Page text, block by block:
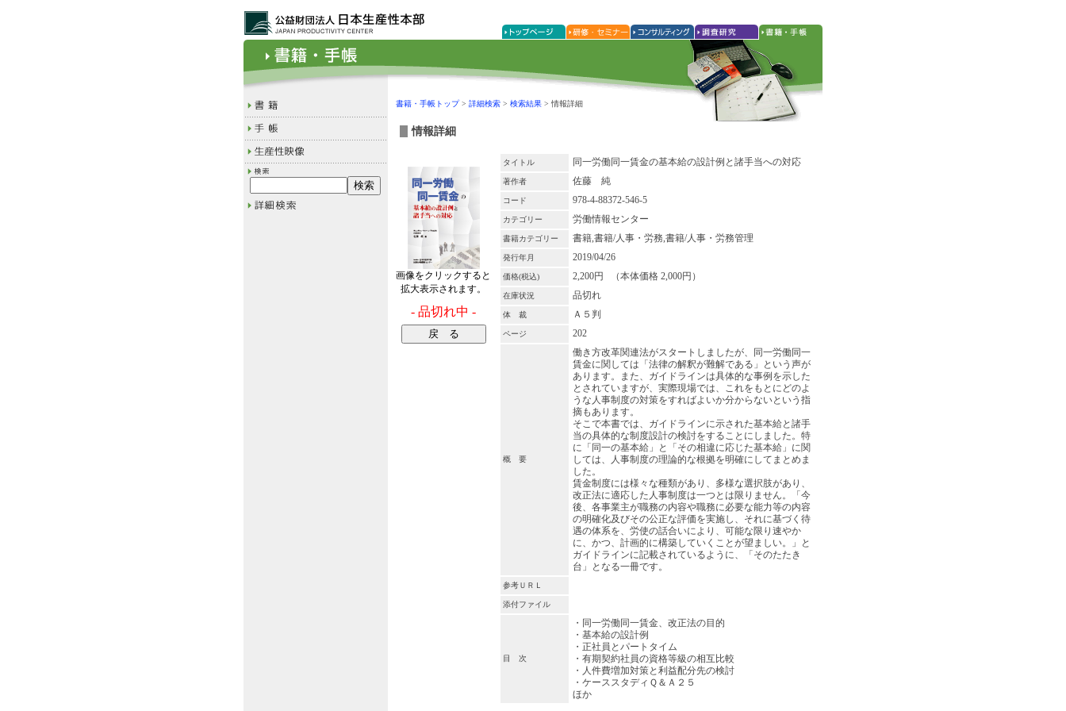
書籍・手帳トップ> 詳細検索 > 検索結果 > 情報詳細
情報詳細
画像をクリックすると
拡大表示されます。
- 品切れ中 -
タイトル 同一労働同一賃金の基本給の設計例と諸手当への対応
著作者 佐藤 純
コード 978-4-88372-546-5
カテゴリー 労働情報センター
書籍カテゴリー 書籍,書籍/人事・労務,書籍/人事・労務管理
発行年月 2019/04/26
価格(税込) 2,200円 （本体価格 2,000円）
在庫状況 品切れ
体 裁 Ａ５判
ページ 202
概 要
働き方改革関連法がスタートしましたが、同一労働同一
賃金に関しては「法律の解釈が難解である」という声が
あります。また、ガイドラインは具体的な事例を示した
とされていますが、実際現場では、これをもとにどのよ
うな人事制度の対策をすればよいか分からないという指
摘もあります。
そこで本書では、ガイドラインに示された基本給と諸手
当の具体的な制度設計の検討をすることにしました。特
に「同一の基本給」と「その相違に応じた基本給」に関
しては、人事制度の理論的な根拠を明確にしてまとめま
した。
賃金制度には様々な種類があり、多様な選択肢があり、
改正法に適応した人事制度は一つとは限りません。「今
後、各事業主が職務の内容や職務に必要な能力等の内容
の明確化及びその公正な評価を実施し、それに基づく待
遇の体系を、労使の話合いにより、可能な限り速やか
に、かつ、計画的に構築していくことが望ましい。」と
ガイドラインに記載されているように、「そのたたき
台」となる一冊です。
参考ＵＲＬ
添付ファイル
目 次
・同一労働同一賃金、改正法の目的
・基本給の設計例
・正社員とパートタイム
・有期契約社員の資格等級の相互比較
・人件費増加対策と利益配分先の検討
・ケーススタディＱ＆Ａ２５
ほか